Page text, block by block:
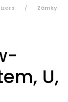
Zámky
U,